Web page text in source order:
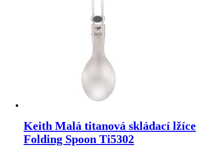
Keith Malá titanová skládací lžíce
Folding Spoon Ti5302